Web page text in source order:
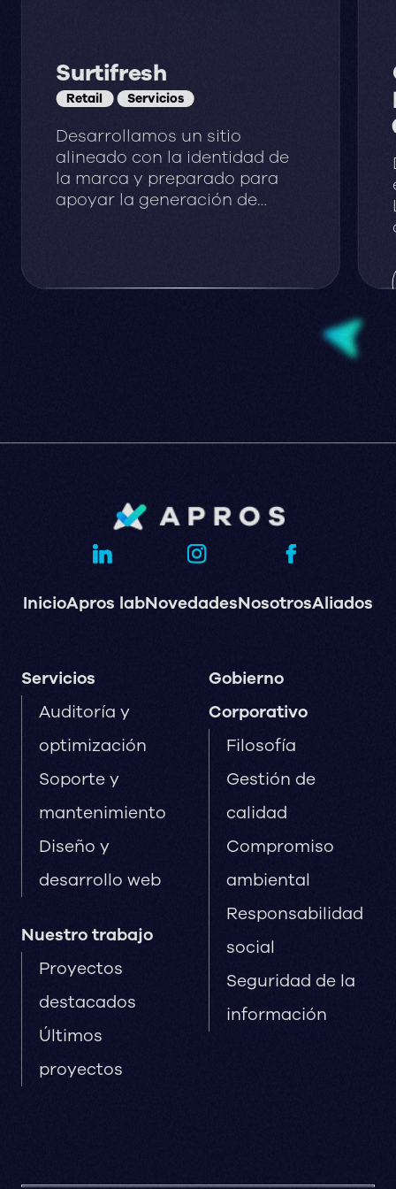
Surtifresh
Retail Servicios
Desarrollamos un sitio
alineado con la identidad de
la marca y preparado para
apoyar la generación de
InicioApros labNovedadesNosotrosAliados
Servicios
Auditoría y
optimización
Soporte y
mantenimiento
Diseño y
desarrollo web
Nuestro trabajo
Proyectos
destacados
Últimos
proyectos
Gobierno
Corporativo
Filosofía
Gestión de
calidad
Compromiso
ambiental
Responsabilidad
social
Seguridad de la
información